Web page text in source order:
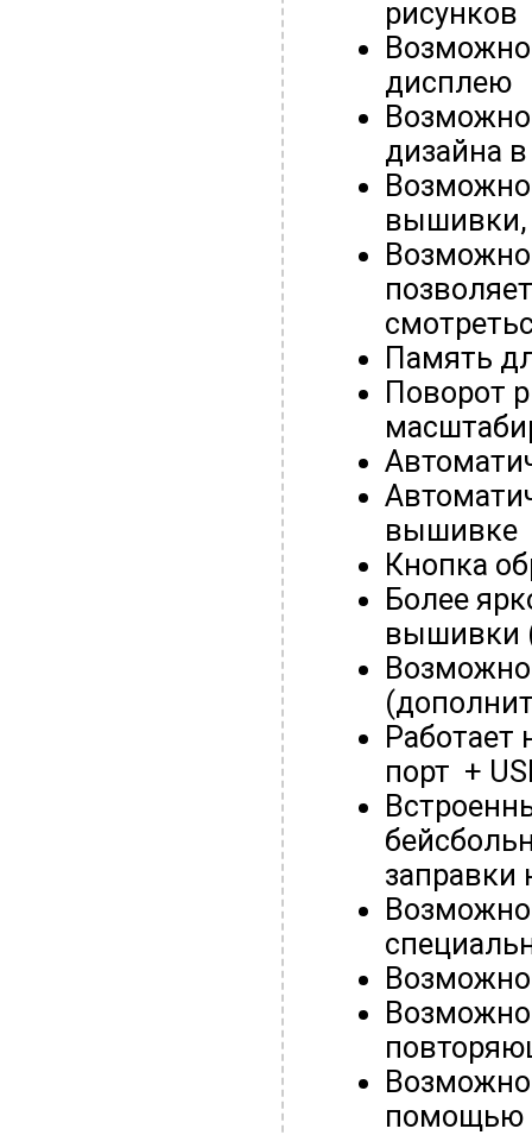
рисунков
дисплею
дизайна
вышивки,
Память
Поворот
вышивке
Кнопка
Более
вышивки
Работает
порт +
заправки
помощью